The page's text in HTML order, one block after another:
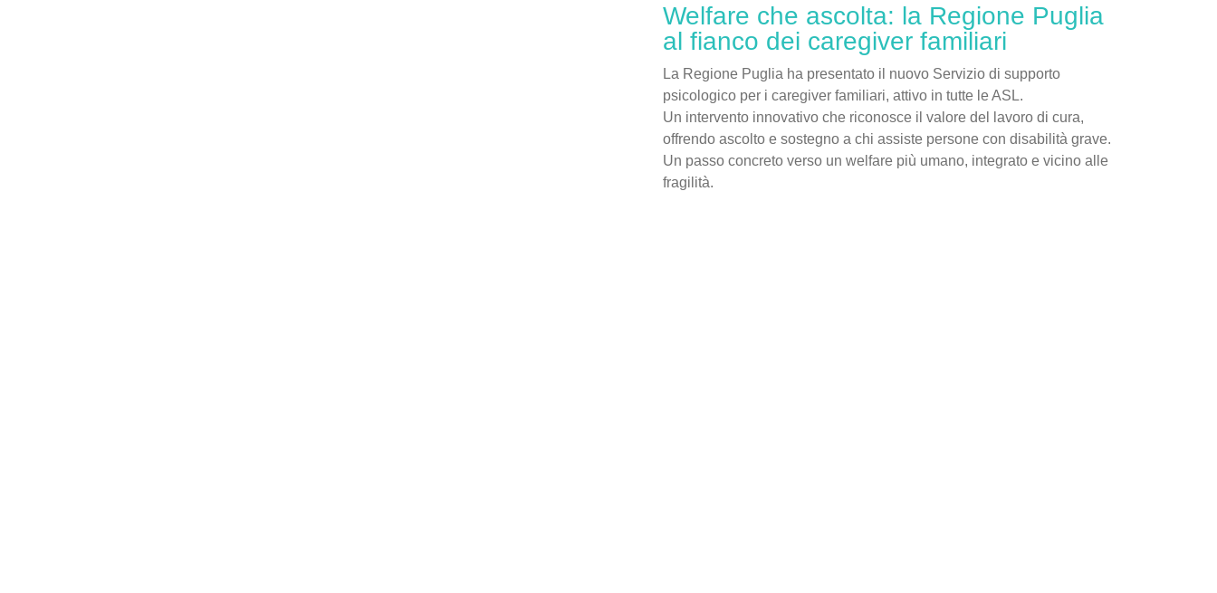
Welfare che ascolta: la Regione Puglia
al fianco dei caregiver familiari
La Regione Puglia ha presentato il nuovo Servizio di supporto
psicologico per i caregiver familiari, attivo in tutte le ASL.
Un intervento innovativo che riconosce il valore del lavoro di cura,
offrendo ascolto e sostegno a chi assiste persone con disabilità grave.
Un passo concreto verso un welfare più umano, integrato e vicino alle
fragilità.